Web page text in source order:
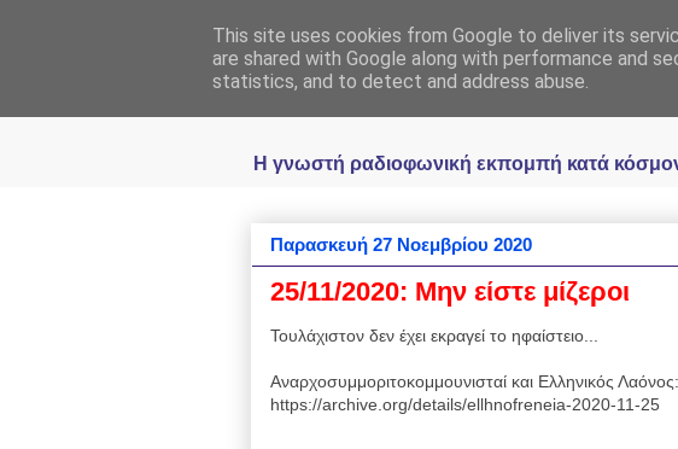
Ραδιοφωνική
Η γνωστή ραδιοφωνική εκπομπή κατά κόσμον
Παρασκευή 27 Νοεμβρίου 2020
25/11/2020: Μην είστε μίζεροι
Τουλάχιστον δεν έχει εκραγεί το ηφαίστειο...
Αναρχοσυμμοριτοκομμουνισταί και Ελληνικός Λαόνος:
https://archive.org/details/ellhnofreneia-2020-11-25
This site uses cookies from Google to deliver its
are shared with Google along with performance and
statistics, and to detect and address abuse.